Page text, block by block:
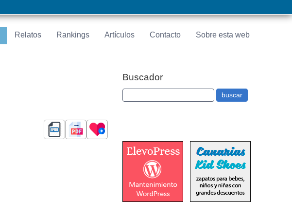
Relatos Rankings Artículos Contacto Sobre esta web
Buscador